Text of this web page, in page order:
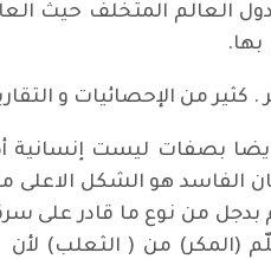
المتخلف حيث
بها.
من الإحصائيات و
بصفات ليست إنسانية
الفاسد هو الشكل
بدجل من نوع ما قادر
من ( الثعلب) لأن